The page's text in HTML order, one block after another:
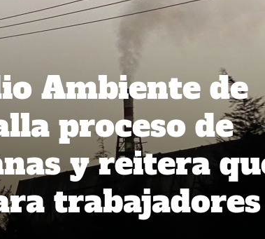
Ambiente de
proceso de
y reitera
trabajadores